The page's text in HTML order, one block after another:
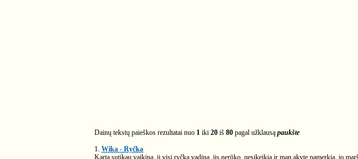
Dainų tekstų paieškos rezultatai nuo 1 iki 20 iš 80 pagal užklausą paukšte
1. Wika - Ryčka
Kartą sutikau vaikiną, jį visi ryčka vadina, jis nerūko, nesikeikia ir man akyte pamerkia. jo